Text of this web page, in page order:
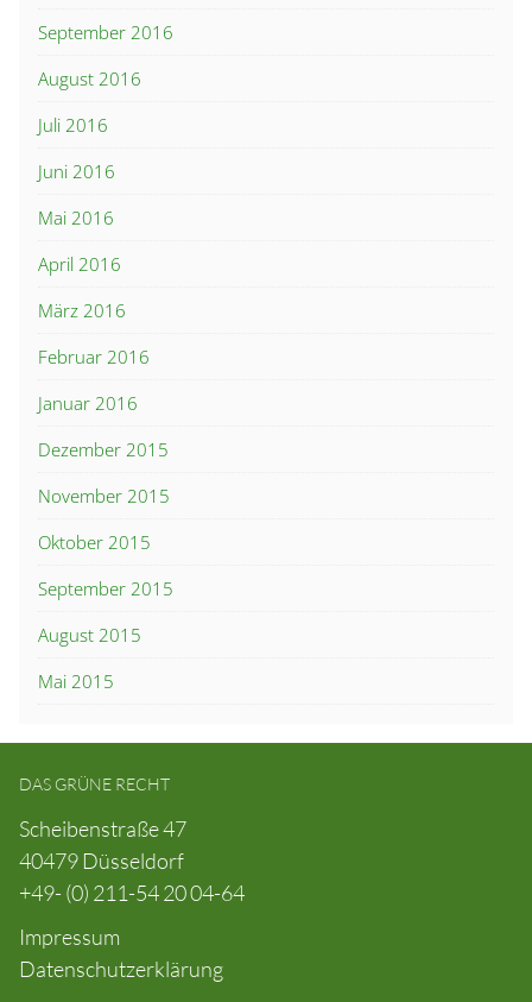
September 2016
August 2016
Juli 2016
Juni 2016
Mai 2016
April 2016
März 2016
Februar 2016
Januar 2016
Dezember 2015
November 2015
Oktober 2015
September 2015
August 2015
Mai 2015
DAS GRÜNE RECHT
Scheibenstraße 47
40479 Düsseldorf
+49- (0) 211-54 20 04-64
Impressum
Datenschutzerklärung